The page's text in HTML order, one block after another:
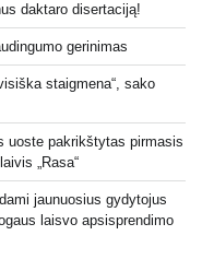
daktaro disertaciją!
gerinimas
staigmena“, sako
uoste pakrikštytas pirmasis
„Rasa“
jaunuosius gydytojus
laisvo apsisprendimo